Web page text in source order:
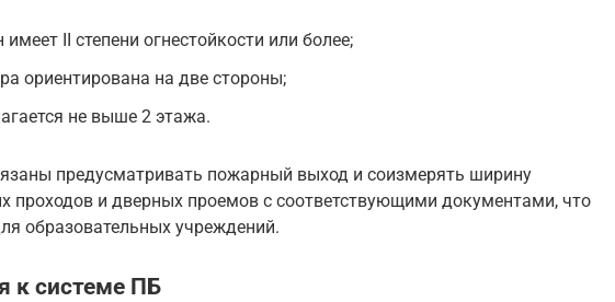
имеет II степени огнестойкости или более;
ориентирована на две стороны;
не выше 2 этажа.
предусматривать пожарный выход и соизмерять ширину
проходов и дверных проемов с соответствующими документами, что
образовательных учреждений.
к системе ПБ